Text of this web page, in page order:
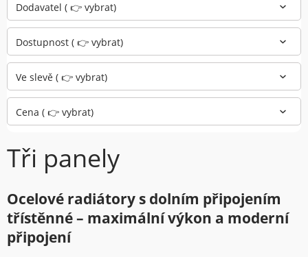
Dodavatel ( 👉 vybrat)
Dostupnost ( 👉 vybrat)
Cena ( 👉 vybrat)
Ve slevě ( 👉 vybrat)
Tři panely
Ocelové radiátory s dolním připojením
třístěnné – maximální výkon a moderní
připojení